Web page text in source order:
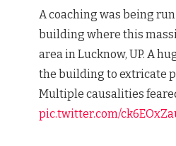
A coaching was being
building where this
area in Lucknow, UP. A
the building to extricate
Multiple causalities
pic.twitter.com/